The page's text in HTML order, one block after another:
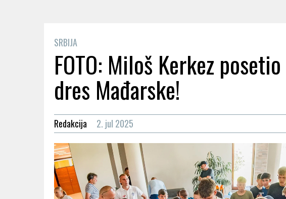
SRBIJA
FOTO: Miloš Kerkez
dres Mađarske!
Redakcija 2. jul 2025